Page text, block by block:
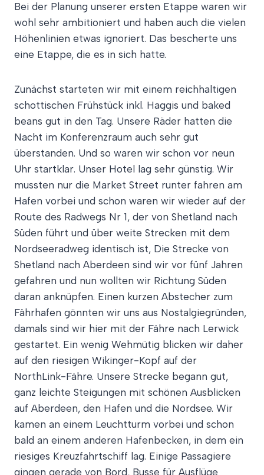
Bei der Planung unserer ersten Etappe waren wir
wohl sehr ambitioniert und haben auch die vielen
Höhenlinien etwas ignoriert. Das bescherte uns
eine Etappe, die es in sich hatte.
Zunächst starteten wir mit einem reichhaltigen
schottischen Frühstück inkl. Haggis und baked
beans gut in den Tag. Unsere Räder hatten die
Nacht im Konferenzraum auch sehr gut
überstanden. Und so waren wir schon vor neun
Uhr startklar. Unser Hotel lag sehr günstig. Wir
mussten nur die Market Street runter fahren am
Hafen vorbei und schon waren wir wieder auf der
Route des Radwegs Nr 1, der von Shetland nach
Süden führt und über weite Strecken mit dem
Nordseeradweg identisch ist, Die Strecke von
Shetland nach Aberdeen sind wir vor fünf Jahren
gefahren und nun wollten wir Richtung Süden
daran anknüpfen. Einen kurzen Abstecher zum
Fährhafen gönnten wir uns aus Nostalgiegründen,
damals sind wir hier mit der Fähre nach Lerwick
gestartet. Ein wenig Wehmütig blicken wir daher
auf den riesigen Wikinger-Kopf auf der
NorthLink-Fähre. Unsere Strecke begann gut,
ganz leichte Steigungen mit schönen Ausblicken
auf Aberdeen, den Hafen und die Nordsee. Wir
kamen an einem Leuchtturm vorbei und schon
bald an einem anderen Hafenbecken, in dem ein
riesiges Kreuzfahrtschiff lag. Einige Passagiere
gingen gerade von Bord, Busse für Ausflüge